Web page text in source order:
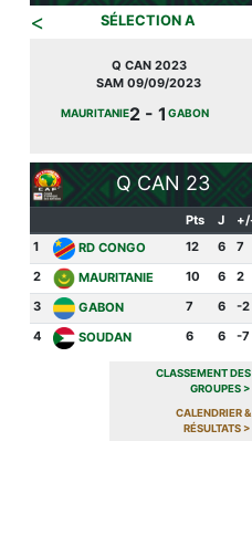
< SÉLECTION A
Q CAN 2023
SAM 09/09/2023
MAURITANIE2 - 1 GABON
Q CAN 23
Pts J
+/-
1
RD CONGO 12 6
7
2
MAURITANIE 10 6
2
3
GABON 7 6
-2
GROUPES>